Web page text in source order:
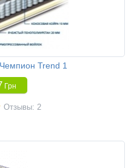
Trend 1
Грн
Отзывы: 2